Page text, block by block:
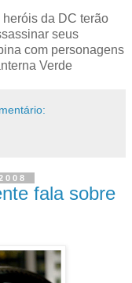
da DC terão
seus
com personagens
Verde
fala sobre